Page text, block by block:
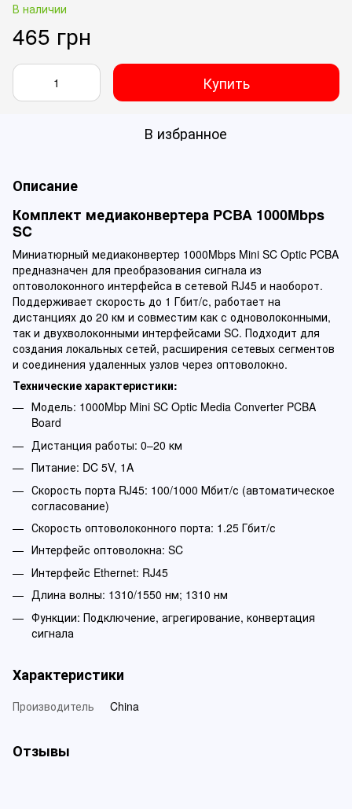
В наличии
465 грн
Купить
В избранное
Описание
Комплект медиаконвертера PCBA 1000Mbps
SC
Миниатюрный медиаконвертер 1000Mbps Mini SC Optic PCBA
предназначен для преобразования сигнала из
оптоволоконного интерфейса в сетевой RJ45 и наоборот.
Поддерживает скорость до 1 Гбит/с, работает на
дистанциях до 20 км и совместим как с одноволоконными,
так и двухволоконными интерфейсами SC. Подходит для
создания локальных сетей, расширения сетевых сегментов
и соединения удаленных узлов через оптоволокно.
Технические характеристики:
Модель: 1000Mbp Mini SC Optic Media Converter PCBA
Board
Дистанция работы: 0–20 км
Питание: DC 5V, 1A
Скорость порта RJ45: 100/1000 Мбит/с (автоматическое
согласование)
Скорость оптоволоконного порта: 1.25 Гбит/с
Интерфейс оптоволокна: SC
Интерфейс Ethernet: RJ45
Длина волны: 1310/1550 нм; 1310 нм
Функции: Подключение, агрегирование, конвертация
сигнала
Характеристики
Производитель China
Отзывы